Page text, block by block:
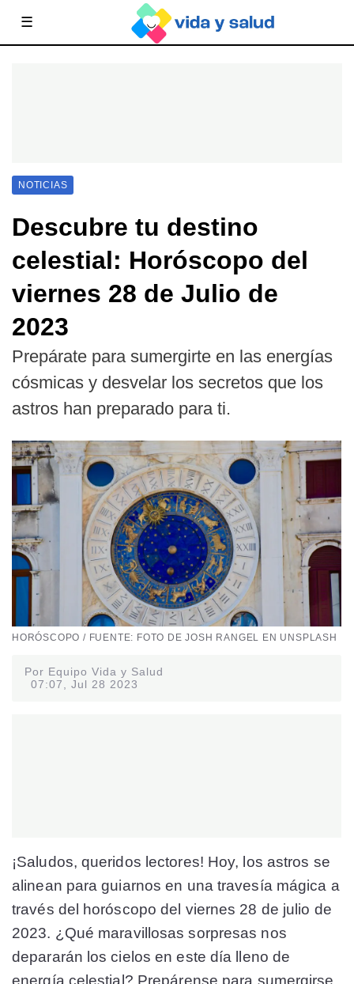
☰
NOTICIAS
Descubre tu destino
celestial: Horóscopo del
viernes 28 de Julio de
2023
Prepárate para sumergirte en las energías
cósmicas y desvelar los secretos que los
astros han preparado para ti.
HORÓSCOPO / FUENTE: FOTO DE JOSH RANGEL EN UNSPLASH
Por Equipo Vida y Salud
07:07, Jul 28 2023
¡Saludos, queridos lectores! Hoy, los astros se
alinean para guiarnos en una travesía mágica a
través del horóscopo del viernes 28 de julio de
2023. ¿Qué maravillosas sorpresas nos
depararán los cielos en este día lleno de
energía celestial? Prepárense para sumergirse